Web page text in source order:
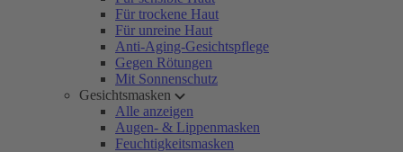
Für trockene Haut
Für unreine Haut
Anti-Aging-Gesichtspflege
Gegen Rötungen
Mit Sonnenschutz
Gesichtsmasken
Alle anzeigen
Augen- & Lippenmasken
Feuchtigkeitsmasken